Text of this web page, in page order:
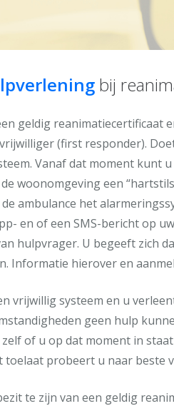
bij
geldig reanimatiecertificaat
(first responder).
Vanaf dat moment kunt
woonomgeving een
ambulance het
en of een SMS-bericht op
hulpvrager. U begeeft zich
Informatie hierover en
vrijwillig systeem en u
geen hulp
of u op dat moment in
toelaat probeert u naar beste
te zijn van een geldig